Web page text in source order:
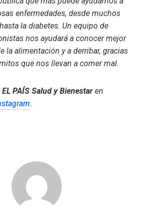
enfermedades, desde muchos
la diabetes. Un equipo de
nos ayudará a conocer mejor
la alimentación y a derribar, gracias
que nos llevan a comer mal.
EL PAÍS Salud y Bienestar en
.